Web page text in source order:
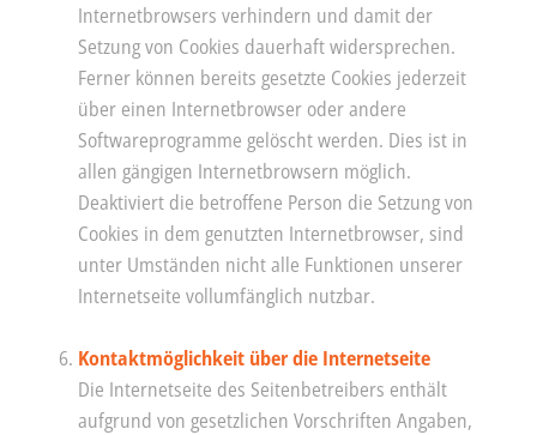
Internetbrowsers verhindern und damit der
Setzung von Cookies dauerhaft widersprechen.
Ferner können bereits gesetzte Cookies jederzeit
über einen Internetbrowser oder andere
Softwareprogramme gelöscht werden. Dies ist in
allen gängigen Internetbrowsern möglich.
Deaktiviert die betroffene Person die Setzung von
Cookies in dem genutzten Internetbrowser, sind
unter Umständen nicht alle Funktionen unserer
Internetseite vollumfänglich nutzbar.
Kontaktmöglichkeit über die Internetseite
Die Internetseite des Seitenbetreibers enthält
aufgrund von gesetzlichen Vorschriften Angaben,